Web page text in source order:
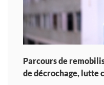
Parcours de
de décrochage, lutte